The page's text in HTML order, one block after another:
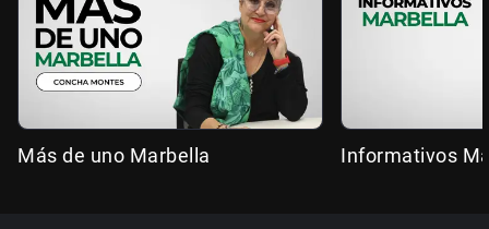
Más de uno Marbella Informativos